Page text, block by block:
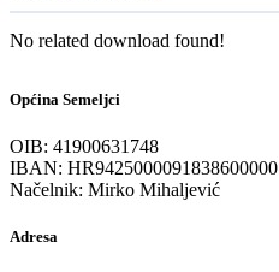
No related download found!
Općina Semeljci
OIB: 41900631748
IBAN: HR9425000091838600000
Načelnik: Mirko Mihaljević
Adresa